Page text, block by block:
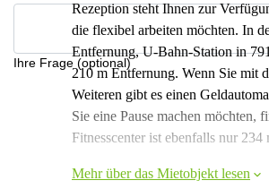
Ihre Frage (optional)
Rezeption steht Ihnen zur
die flexibel arbeiten möchten. In
Entfernung, U-Bahn-Station in
210 m Entfernung. Wenn Sie mit
Weiteren gibt es einen
Sie eine Pause machen möchten,
Fitnesscenter ist ebenfalls nur
Mehr über das Mietobjekt lesen